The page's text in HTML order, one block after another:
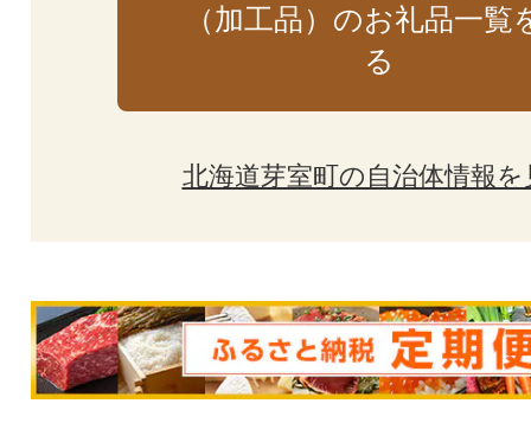
（加工品）のお礼品一覧
る
北海道芽室町の自治体情報を